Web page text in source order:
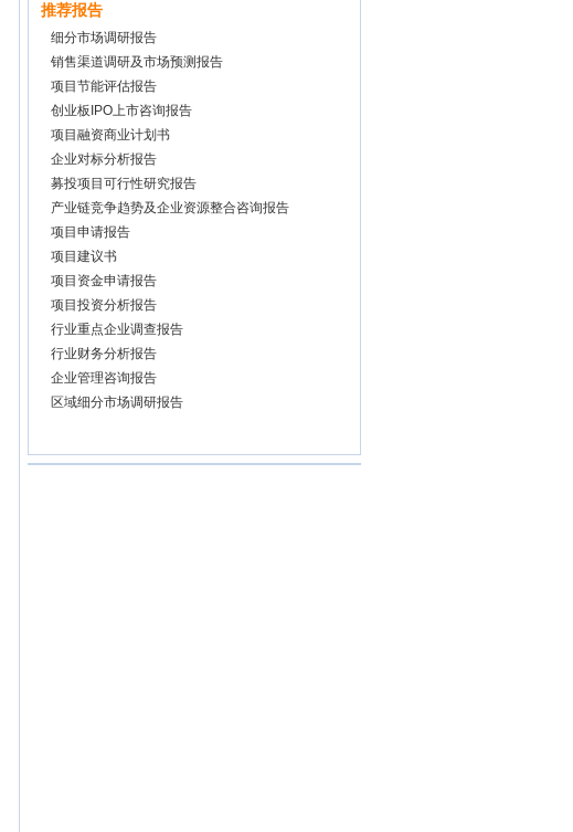
推荐报告
细分市场调研报告
销售渠道调研及市场预测报告
项目节能评估报告
创业板IPO上市咨询报告
项目融资商业计划书
企业对标分析报告
募投项目可行性研究报告
产业链竞争趋势及企业资源整合咨询报告
项目申请报告
项目建议书
项目资金申请报告
项目投资分析报告
行业重点企业调查报告
行业财务分析报告
企业管理咨询报告
区域细分市场调研报告